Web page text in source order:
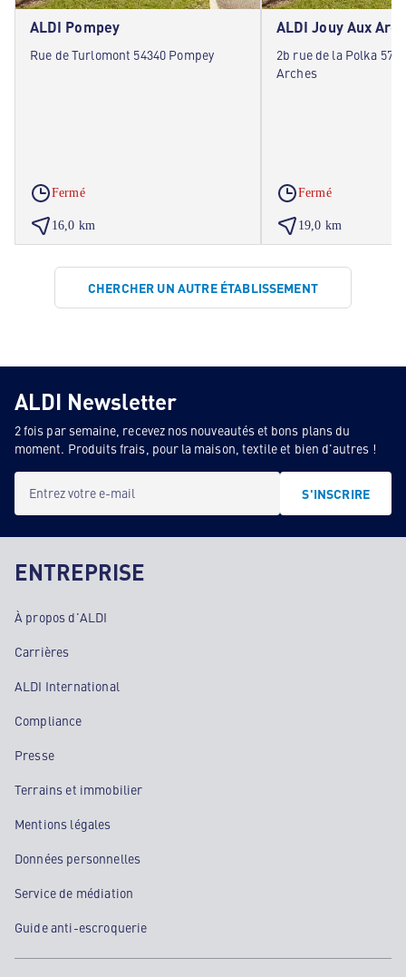
ALDI Pompey
Rue de Turlomont 54340 Pompey
Fermé
16,0 km
ALDI Jouy Aux
2b rue de la Polka
Arches
Fermé
19,0 km
CHERCHER UN AUTRE ÉTABLISSEMENT
ALDI Newsletter
2 fois par semaine, recevez nos nouveautés et bons plans du
moment. Produits frais, pour la maison, textile et bien d'autres !
Entrez votre e-mail S'INSCRIRE
ENTREPRISE
À propos d'ALDI
Carrières
ALDI International
Compliance
Presse
Terrains et immobilier
Mentions légales
Données personnelles
Service de médiation
Guide anti-escroquerie